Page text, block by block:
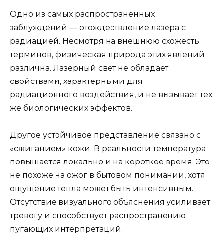
Одно из самых распространённых
заблуждений — отождествление лазера с
радиацией. Несмотря на внешнюю схожесть
терминов, физическая природа этих явлений
различна. Лазерный свет не обладает
свойствами, характерными для
радиационного воздействия, и не вызывает тех
же биологических эффектов.
Другое устойчивое представление связано с
«сжиганием» кожи. В реальности температура
повышается локально и на короткое время. Это
не похоже на ожог в бытовом понимании, хотя
ощущение тепла может быть интенсивным.
Отсутствие визуального объяснения усиливает
тревогу и способствует распространению
пугающих интерпретаций.